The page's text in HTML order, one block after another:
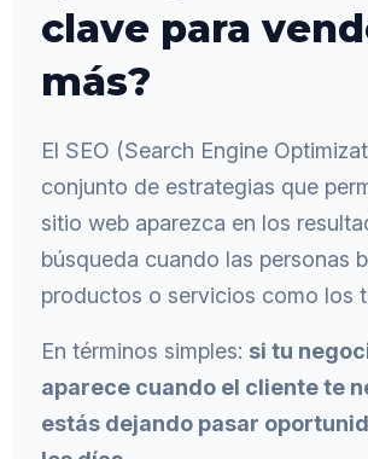
clave para
más?
El SEO (Search Engine
conjunto de estrategias que
sitio web aparezca en los
búsqueda cuando las personas
productos o servicios como los
En términos simples: si tu
aparece cuando el cliente te
estás dejando pasar